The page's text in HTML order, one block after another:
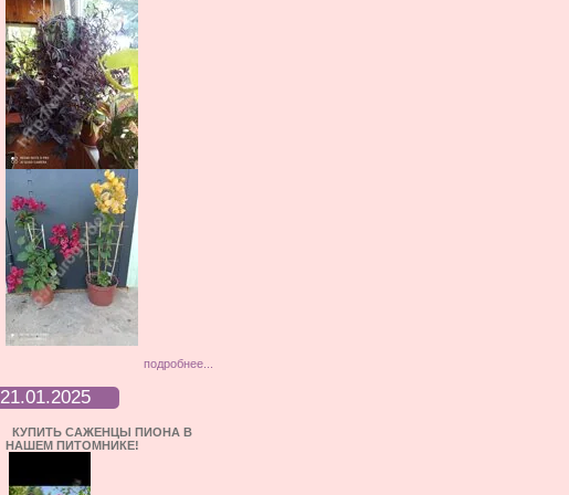
подробнее...
21.01.2025
КУПИТЬ САЖЕНЦЫ ПИОНА В
НАШЕМ ПИТОМНИКЕ!